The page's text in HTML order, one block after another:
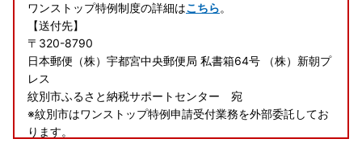
ワンストップ特例制度の詳細はこちら。
【送付先】
〒320-8790
日本郵便（株）宇都宮中央郵便局 私書箱64号 （株）新朝プ
レス
紋別市ふるさと納税サポートセンター 宛
※紋別市はワンストップ特例申請受付業務を外部委託してお
ります。